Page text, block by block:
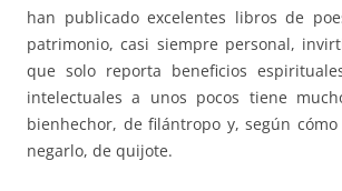
han publicado excelentes libros de
patrimonio, casi siempre personal,
que solo reporta beneficios
intelectuales a unos pocos tiene
bienhechor, de filántropo y, según
negarlo, de quijote.